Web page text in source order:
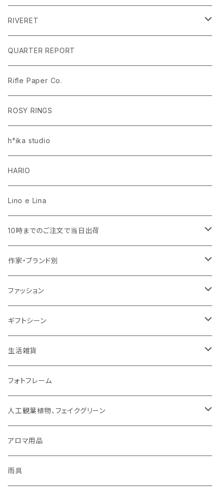
MOOMIN ムーミン EDITION.1
ラグ・マット
ドレープカーテン
PEANUTS ピーナッツ EDITION.1
ラグ・マット
SaanaJaOlli サーナヤオッリ EDITION.1
ラグ・マット
Disney HOME SERIES EDITION.8
ラグ・マット
RIVERET
名入れあり
名入れなし
CLASSIC POOH（クラシック プー）
QUARTER REPORT
Rifle Paper Co.
ROSY RINGS
h°ika studio
HARIO
Lino e Lina
10時までのご注文で当日出荷
キッチン用品・食器
ミトン・鍋つかみ
コップ、グラス
お茶碗
キッチンクロス/ランチョンマット
アクセサリー
RIVERET（リヴェレット）名入れなし
チョコレート
その他
アロマ用品
ファッション
手袋
花瓶 / フラワーベース
作家・ブランド別
SUMINOE（スミノエ）
DICTUM（ディクトム）
DESIGNLIFE（デザインライフ）
HARIO（ハリオ）
シリーズで選ぶ
ネックレス
ROSY RINGS（ロージーリングス）
SMELLS LIKE SPELLS
linoo（リノオ）
Sheep by the Sea(シープバイザシー)
シマムラヒカリ
ファッション
アクセサリー
ネックレス
ピアス
ファッション雑貨
ブランケット
手袋
マスク
靴下
ギフトシーン
父の日
母の日
結婚祝い
お誕生日
生活雑貨
扇風機
文具
貯金箱
ティッシュケース
フォトフレーム
人工観葉植物、フェイクグリーン
CT触媒グリーンシリーズ
アロマ用品
雨具